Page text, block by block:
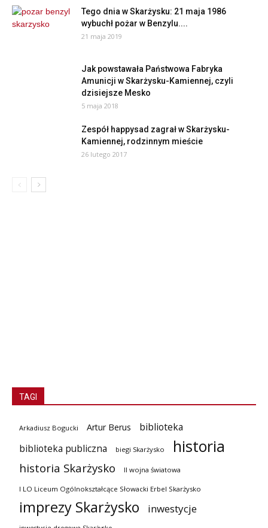
Tego dnia w Skarżysku: 21 maja 1986
wybuchł pożar w Benzylu....
21 maja 2019
Jak powstawała Państwowa Fabryka
Amunicji w Skarżysku-Kamiennej, czyli
dzisiejsze Mesko
5 maja 2018
Zespół happysad zagrał w Skarżysku-
Kamiennej, rodzinnym mieście
26 lutego 2017
TAGI
Arkadiusz Bogucki Artur Berus
biblioteka
biblioteka publiczna
biegi Skarżysko historia
historia Skarżysko II wojna światowa
I LO Liceum Ogólnokształcące Słowacki Erbel Skarżysko
imprezy Skarżysko inwestycje